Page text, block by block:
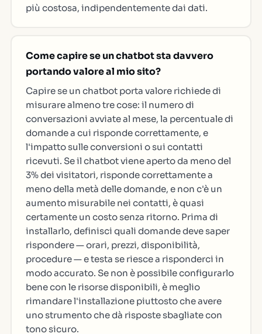
più costosa, indipendentemente dai dati.
Come capire se un chatbot sta davvero
portando valore al mio sito?
Capire se un chatbot porta valore richiede di
misurare almeno tre cose: il numero di
conversazioni avviate al mese, la percentuale di
domande a cui risponde correttamente, e
l'impatto sulle conversioni o sui contatti
ricevuti. Se il chatbot viene aperto da meno del
3% dei visitatori, risponde correttamente a
meno della metà delle domande, e non c'è un
aumento misurabile nei contatti, è quasi
certamente un costo senza ritorno. Prima di
installarlo, definisci quali domande deve saper
rispondere — orari, prezzi, disponibilità,
procedure — e testa se riesce a risponderci in
modo accurato. Se non è possibile configurarlo
bene con le risorse disponibili, è meglio
rimandare l'installazione piuttosto che avere
uno strumento che dà risposte sbagliate con
tono sicuro.